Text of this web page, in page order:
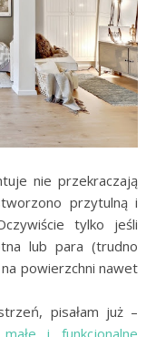
nie przekraczają
przytulną i
tylko jeśli
lub para (trudno
powierzchni nawet
pisałam już –
i funkcjonalne